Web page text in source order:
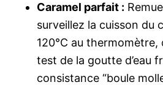
Caramel parfait :
surveillez la cuisson du
120°C au thermomètre,
test de la goutte d’eau
consistance “boule